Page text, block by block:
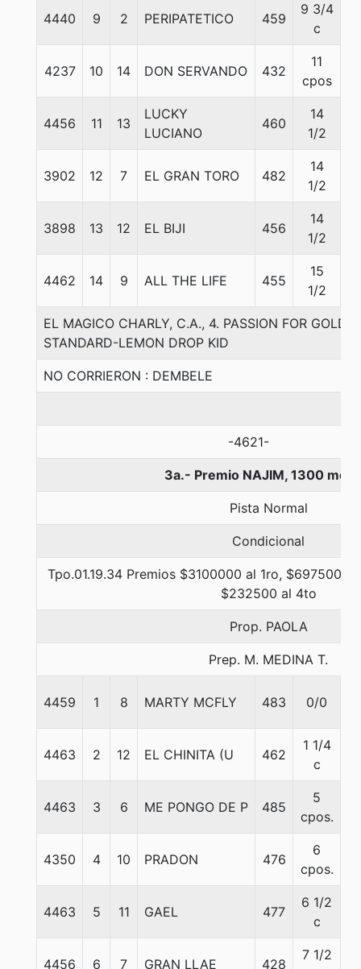
4440 9 2 PERIPATETICO 459
9 3/4
c
4237 10 14 DON SERVANDO 432
11
cpos
4456 11 13
LUCKY
LUCIANO
460
14
1/2
3902 12 7 EL GRAN TORO 482
14
1/2
3898 13 12 EL BIJI 456
14
1/2
4462 14 9 ALL THE LIFE 455
15
1/2
EL MAGICO CHARLY, C.A., 4. PASSION FOR GOLD-
STANDARD-LEMON DROP KID
NO CORRIERON : DEMBELE
-4621-
3a.- Premio NAJIM, 1300
Pista Normal
Condicional
Tpo.01.19.34 Premios $3100000 al 1ro, $697500
$232500 al 4to
Prop. PAOLA
Prep. M. MEDINA T.
4459 1 8 MARTY MCFLY 483 0/0
4463 2 12 EL CHINITA (U 462
1 1/4
c
4463 3 6 ME PONGO DE P 485
5
cpos.
4350 4 10 PRADON 476
6
cpos.
4463 5 11 GAEL 477
6 1/2
c
4456 6 7 GRAN LLAE 428
7 1/2